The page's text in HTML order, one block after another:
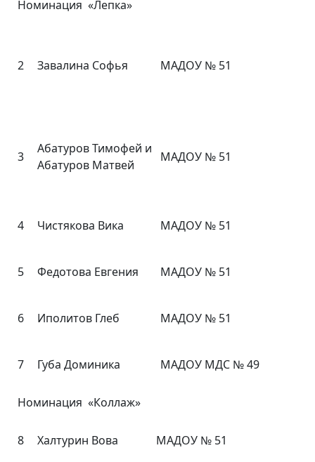
Номинация «Лепка»
2 Завалина Софья МАДОУ № 51
3
Абатуров Тимофей и
Абатуров Матвей
МАДОУ № 51
4 Чистякова Вика МАДОУ № 51
5 Федотова Евгения МАДОУ № 51
6 Иполитов Глеб МАДОУ № 51
7 Губа Доминика МАДОУ МДС № 49
Номинация «Коллаж»
8 Халтурин Вова МАДОУ № 51